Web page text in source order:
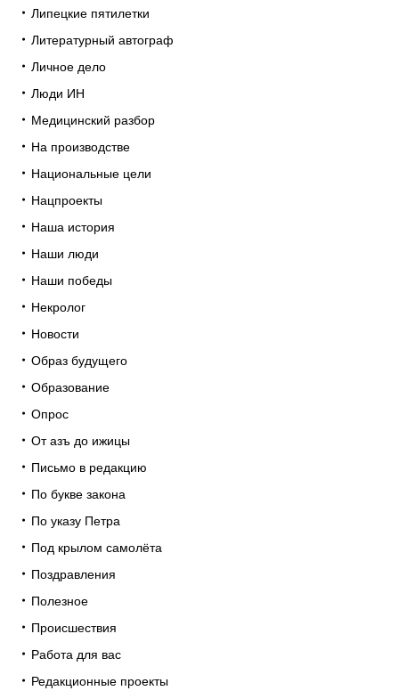
Липецкие пятилетки
Литературный автограф
Личное дело
Люди ИН
Медицинский разбор
На производстве
Национальные цели
Нацпроекты
Наша история
Наши люди
Наши победы
Некролог
Новости
Образ будущего
Образование
Опрос
От азъ до ижицы
Письмо в редакцию
По букве закона
По указу Петра
Под крылом самолёта
Поздравления
Полезное
Происшествия
Работа для вас
Редакционные проекты